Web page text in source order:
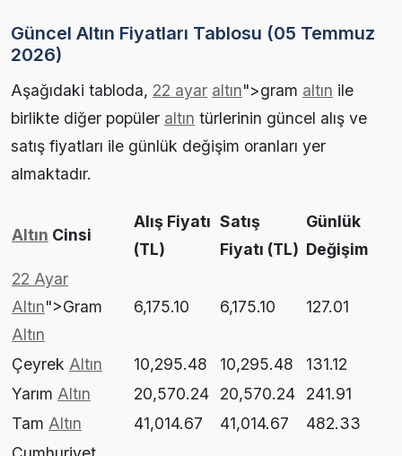
Güncel Altın Fiyatları Tablosu (05 Temmuz
2026)
Aşağıdaki tabloda, 22 ayar altın">gram altın ile
birlikte diğer popüler altın türlerinin güncel alış ve
satış fiyatları ile günlük değişim oranları yer
almaktadır.
Altın Cinsi
Alış Fiyatı
(TL)
Satış
Fiyatı (TL)
Günlük
Değişim
22 Ayar
Altın">Gram
Altın
6,175.10 6,175.10 127.01
Çeyrek Altın 10,295.48 10,295.48
131.12
Yarım Altın 20,570.24 20,570.24
241.91
Tam Altın 41,014.67 41,014.67
482.33